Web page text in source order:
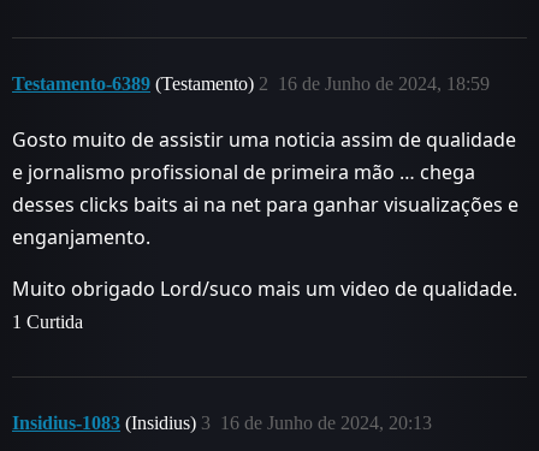
Testamento-6389 (Testamento) 16 de Junho de 2024, 18:59
2
Gosto muito de assistir uma noticia assim de qualidade
e jornalismo profissional de primeira mão … chega
desses clicks baits ai na net para ganhar visualizações e
enganjamento.
Muito obrigado Lord/suco mais um video de qualidade.
1 Curtida
Insidius-1083 (Insidius) 16 de Junho de 2024, 20:13
3